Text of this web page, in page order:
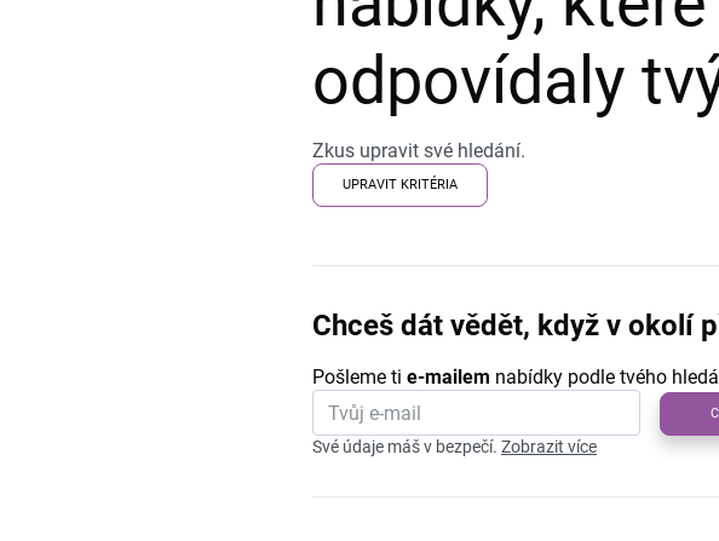
odpovídaly
Zkus upravit své hledání.
UPRAVIT KRITÉRIA
Chceš dát vědět, když v okolí
Pošleme ti e-mailem nabídky podle tvého
Své údaje máš v bezpečí. Zobrazit více